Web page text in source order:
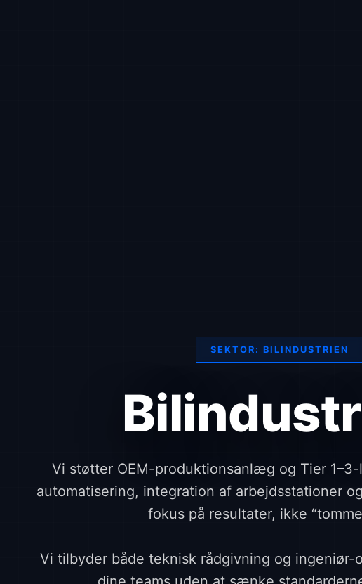
SEKTOR: BILINDUSTRIEN
Vi støtter OEM-produktionsanlæg og Tier
automatisering, integration af arbejdsstationer
fokus på resultater, ikke
Vi tilbyder både teknisk rådgivning og ingeniør-